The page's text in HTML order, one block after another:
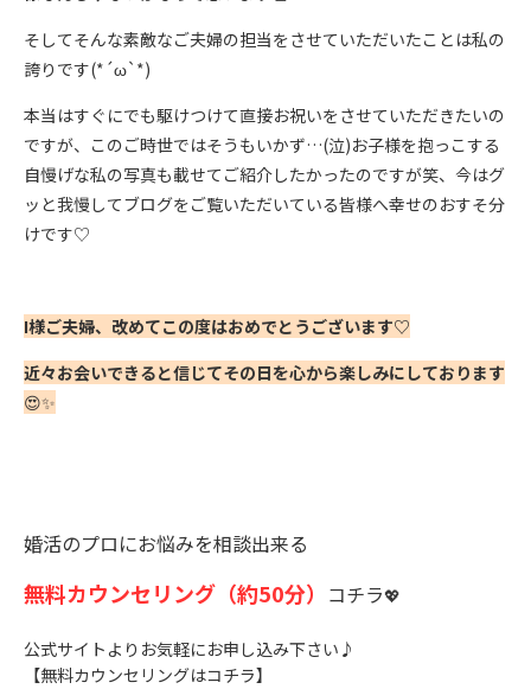
そしてそんな素敵なご夫婦の担当をさせていただいたことは私の
誇りです(*´ω`*)
本当はすぐにでも駆けつけて直接お祝いをさせていただきたいの
ですが、このご時世ではそうもいかず…(泣)お子様を抱っこする
自慢げな私の写真も載せてご紹介したかったのですが笑、今はグ
ッと我慢してブログをご覧いただいている皆様へ幸せのおすそ分
けです♡
I様ご夫婦、改めてこの度はおめでとうございます♡
近々お会いできると信じてその日を心から楽しみにしております
😍✨
婚活のプロにお悩みを相談出来る
無料カウンセリング（約50分） コチラ💖
公式サイトよりお気軽にお申し込み下さい♪
【無料カウンセリングはコチラ】